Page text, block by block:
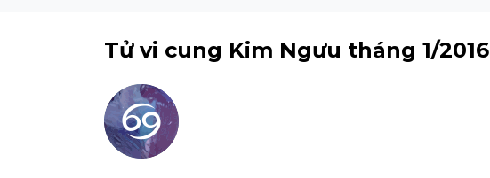
Tử vi cung Kim Ngưu tháng 1/2016